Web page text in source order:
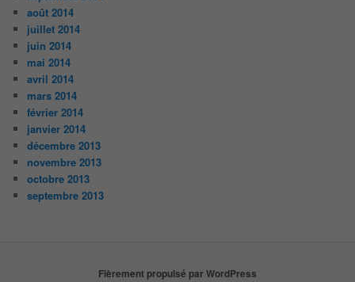
août 2014
juillet 2014
juin 2014
mai 2014
avril 2014
mars 2014
février 2014
janvier 2014
décembre 2013
novembre 2013
octobre 2013
septembre 2013
Fièrement propulsé par WordPress